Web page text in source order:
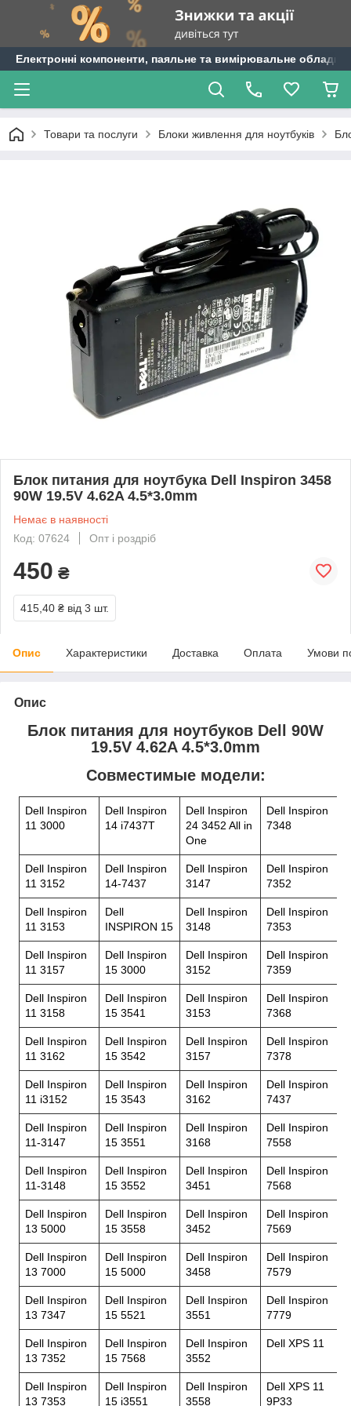
Електронні компоненти, паяльне та вимірювальне
Товари та послуги Блоки живлення для ноутбуків
Блок питания для ноутбука Dell Inspiron 3458
90W 19.5V 4.62A 4.5*3.0mm
Немає в наявності
Код: 07624
Опт і роздріб
450 ₴
415,40 ₴ від 3 шт.
Опис Характеристики Доставка Оплата Умови
Опис
Блок питания для ноутбуков Dell 90W
19.5V 4.62A 4.5*3.0mm
Совместимые модели:
Dell Inspiron
11 3000
Dell Inspiron
14 i7437T
Dell Inspiron
24 3452 All in
One
Dell Inspiron
7348
Dell Inspiron
11 3152
Dell Inspiron
14-7437
Dell Inspiron
3147
Dell Inspiron
7352
Dell Inspiron
11 3153
Dell
INSPIRON 15
Dell Inspiron
3148
Dell Inspiron
7353
Dell Inspiron
11 3157
Dell Inspiron
15 3000
Dell Inspiron
3152
Dell Inspiron
7359
Dell Inspiron
11 3158
Dell Inspiron
15 3541
Dell Inspiron
3153
Dell Inspiron
7368
Dell Inspiron
11 3162
Dell Inspiron
15 3542
Dell Inspiron
3157
Dell Inspiron
7378
Dell Inspiron
11 i3152
Dell Inspiron
15 3543
Dell Inspiron
3162
Dell Inspiron
7437
Dell Inspiron
11-3147
Dell Inspiron
15 3551
Dell Inspiron
3168
Dell Inspiron
7558
Dell Inspiron
11-3148
Dell Inspiron
15 3552
Dell Inspiron
3451
Dell Inspiron
7568
Dell Inspiron
13 5000
Dell Inspiron
15 3558
Dell Inspiron
3452
Dell Inspiron
7569
Dell Inspiron
13 7000
Dell Inspiron
15 5000
Dell Inspiron
3458
Dell Inspiron
7579
Dell Inspiron
13 7347
Dell Inspiron
15 5521
Dell Inspiron
3551
Dell Inspiron
7779
Dell Inspiron
13 7352
Dell Inspiron
15 7568
Dell Inspiron
3552
Dell XPS 11
Dell Inspiron
13 7353
Dell Inspiron
15 i3551
Dell Inspiron
3558
Dell XPS 11
9P33